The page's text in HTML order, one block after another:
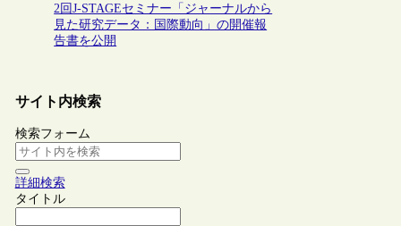
2回J-STAGEセミナー「ジャーナルから
見た研究データ：国際動向」の開催報
告書を公開
サイト内検索
検索フォーム
詳細検索
タイトル